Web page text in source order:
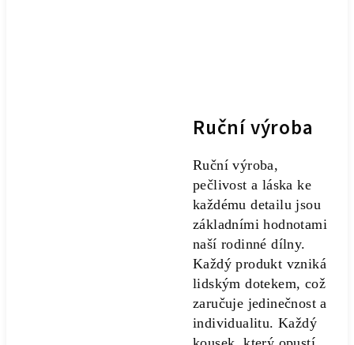
Ruční výroba
Ruční výroba,
pečlivost a láska ke
každému detailu jsou
základními hodnotami
naší rodinné dílny.
Každý produkt vzniká
lidským dotekem, což
zaručuje jedinečnost a
individualitu. Každý